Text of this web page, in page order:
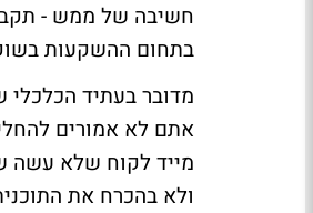
חשיבה של ממש -
בתחום ההשקעות בשוק
מייד לקוח שלא עשה
ולא בהכרח את